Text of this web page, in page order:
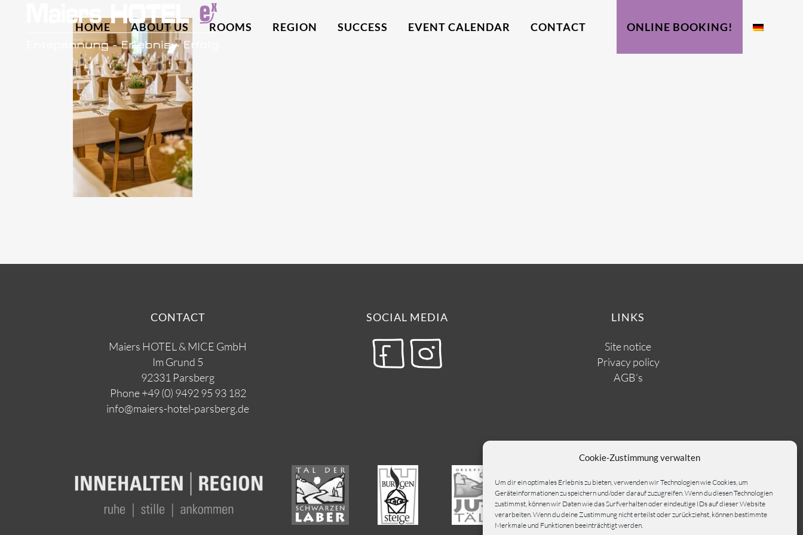
Cookie-Zustimmung verwalten
Um dir ein optimales Erlebnis zu bieten, verwenden wir Technologien wie Cookies, um
Geräteinformationen zu speichern und/oder darauf zuzugreifen. Wenn du diesen Technologien
zustimmst, können wir Daten wie das Surfverhalten oder eindeutige IDs auf dieser Website
verarbeiten. Wenn du deine Zustimmung nicht erteilst oder zurückziehst, können bestimmte
Merkmale und Funktionen beeinträchtigt werden.
HOME ABOUT US ROOMS REGION SUCCESS EVENT CALENDAR CONTACT ONLINE BOOKING!
CONTACT
Maiers HOTEL & MICE GmbH
Im Grund 5
92331 Parsberg
Phone+49 (0) 9492 95 93 182
info@maiers-hotel-parsberg.de
SOCIAL MEDIA LINKS
Site notice
Privacy policy
AGB’s